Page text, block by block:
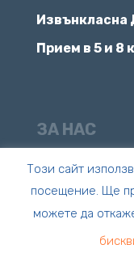
Извънкласна
Прием в 5 и 8
ЗА НАС
Мисия, Цели и
Състезания
Новини и Е-
Контакти
Този сайт
посещение. Ще
можете да